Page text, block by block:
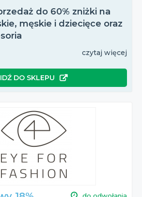
do 60% zniżki na
męskie i dziecięce oraz
czytaj więcej
IDŹ DO SKLEPU